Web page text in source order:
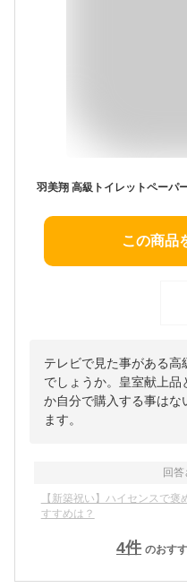
羽美翔 高級トイレットペーパ
この商品
テレビで見た事がある
でしょうか。皇室献上
か自分で購入する事は
ます。
回答
【新築祝い】ハイセンスで
すすめは？
4件 のおす